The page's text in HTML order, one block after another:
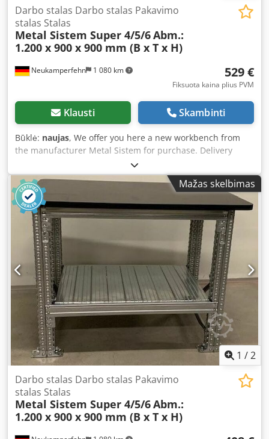
Neukamperfehn 1 080 km
Darbo stalas Darbo stalas Pakavimo
stalas Stalas
Metal Sistem Super 4/5/6Abm.:
1.200 x 900 x 900 mm (B x T x H)
529 €
Fiksuota kaina plius PVM
Klausti Skambinti
Būklė: naujas, We offer you here a new workbench from
the manufacturer Metal Sistem for purchase. Delivery
time: approx. 3 - 4 weeks Technical data for the
workbench: Manufacturer: Metal Sistem Type: Super 4/5/6
Workbench width: 1,200 mm Workbench depth: 900 mm
Workbench height: 900 mm The scope of delivery includes:
02x workbench uprights, new Material finish: fully
galvanized Upright type: TS4 incl. cross and diagonal
braces, base plates The uprights are pre-assembled
(bolted truss construction) 723 mm height 700 mm depth
04x workbench beams, new Beam type: TS Profile
dimensions: 70 x 42 x 3 mm Clear width: 920 mm Material
finish: fully galvanized 01x worktop, new Wood type: MDF
Thickness: 28 mm Dimension: 900 x 1,200 mm Material
color: black 03x steel shelf inserts, new Dimension: 300 x
700 mm Type: H29/D 02x swivel castors, new 02x braked
swivel castors, new 01x angle bracket set, new for
mounting the worktop 08x safety hooks, new Dcodshq
Txhjpfx Alwjk Material finish: fully galvanized
Mažas skelbimas
1 /2
Darbo stalas Darbo stalas Pakavimo
stalas Stalas
Metal Sistem Super 4/5/6Abm.:
1.200 x 900 x 900 mm (B x T x H)